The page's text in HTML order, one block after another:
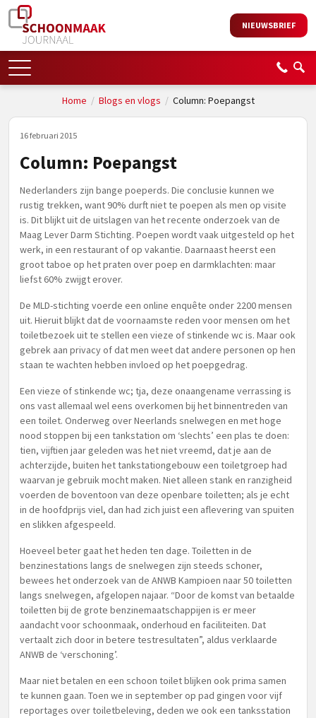
NIEUWSBRIEF
Home / Blogs en vlogs / Column: Poepangst
16 februari 2015
Column: Poepangst
Nederlanders zijn bange poeperds. Die conclusie kunnen we
rustig trekken, want 90% durft niet te poepen als men op visite
is. Dit blijkt uit de uitslagen van het recente onderzoek van de
Maag Lever Darm Stichting. Poepen wordt vaak uitgesteld op het
werk, in een restaurant of op vakantie. Daarnaast heerst een
groot taboe op het praten over poep en darmklachten: maar
liefst 60% zwijgt erover.
De MLD-stichting voerde een online enquête onder 2200 mensen
uit. Hieruit blijkt dat de voornaamste reden voor mensen om het
toiletbezoek uit te stellen een vieze of stinkende wc is. Maar ook
gebrek aan privacy of dat men weet dat andere personen op hen
staan te wachten hebben invloed op het poepgedrag.
Een vieze of stinkende wc; tja, deze onaangename verrassing is
ons vast allemaal wel eens overkomen bij het binnentreden van
een toilet. Onderweg over Neerlands snelwegen en met hoge
nood stoppen bij een tankstation om ‘slechts’ een plas te doen:
tien, vijftien jaar geleden was het niet vreemd, dat je aan de
achterzijde, buiten het tankstationgebouw een toiletgroep had
waarvan je gebruik mocht maken. Niet alleen stank en ranzigheid
voerden de boventoon van deze openbare toiletten; als je echt
in de hoofdprijs viel, dan had zich juist een aflevering van spuiten
en slikken afgespeeld.
Hoeveel beter gaat het heden ten dage. Toiletten in de
benzinestations langs de snelwegen zijn steeds schoner,
bewees het onderzoek van de ANWB Kampioen naar 50 toiletten
langs snelwegen, afgelopen najaar. “Door de komst van betaalde
toiletten bij de grote benzinemaatschappijen is er meer
aandacht voor schoonmaak, onderhoud en faciliteiten. Dat
vertaalt zich door in betere testresultaten”, aldus verklaarde
ANWB de ‘verschoning’.
Maar niet betalen en een schoon toilet blijken ook prima samen
te kunnen gaan. Toen we in september op pad gingen voor vijf
reportages over toiletbeleving, deden we ook een tanksstation